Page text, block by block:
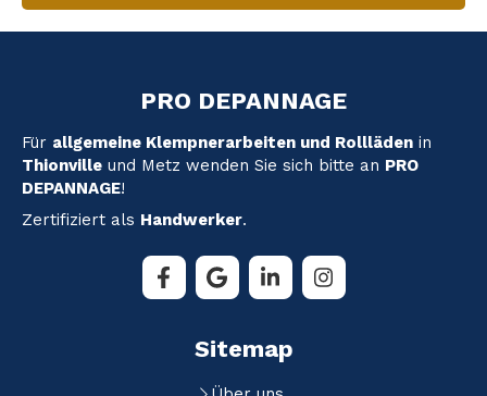
PRO DEPANNAGE
Für allgemeine Klempnerarbeiten und Rollläden in
Thionville und Metz wenden Sie sich bitte an PRO
DEPANNAGE!
Zertifiziert als Handwerker.
Sitemap